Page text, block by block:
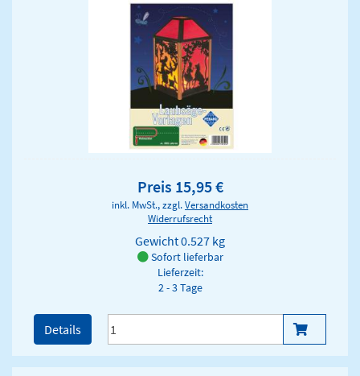
Preis 15,95 €
inkl. MwSt., zzgl.Versandkosten
Widerrufsrecht
Gewicht0.527 kg
Sofort lieferbar
Lieferzeit:
2 - 3 Tage
Details